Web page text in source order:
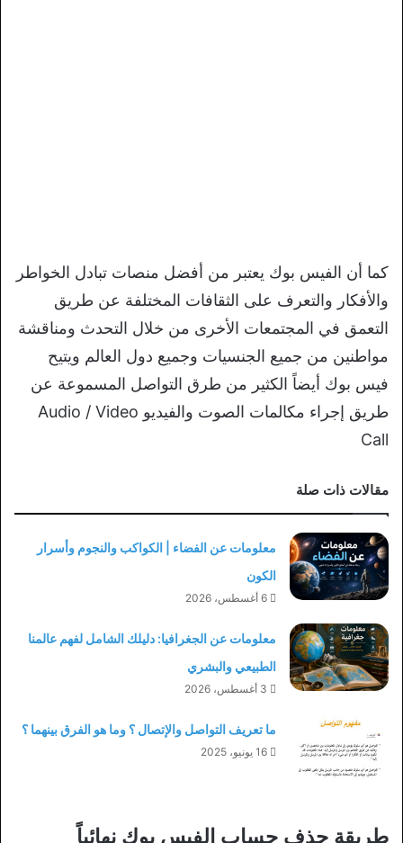
كما أن الفيس بوك يعتبر من أفضل منصات تبادل الخواطر
والأفكار والتعرف على الثقافات المختلفة عن طريق
التعمق في المجتمعات الأخرى من خلال التحدث ومناقشة
مواطنين من جميع الجنسيات وجميع دول العالم ويتيح
فيس بوك أيضاً الكثير من طرق التواصل المسموعة عن
طريق إجراء مكالمات الصوت والفيديو Audio / Video
Call
مقالات ذات صلة
معلومات عن الفضاء | الكواكب والنجوم وأسرار
الكون
6 أغسطس، 2026
معلومات عن الجغرافيا: دليلك الشامل لفهم عالمنا
الطبيعي والبشري
3 أغسطس، 2026
ما تعريف التواصل والإتصال ؟ وما هو الفرق بينهما ؟
16 يونيو، 2025
طريقة حذف حساب الفيس بوك نهائياً